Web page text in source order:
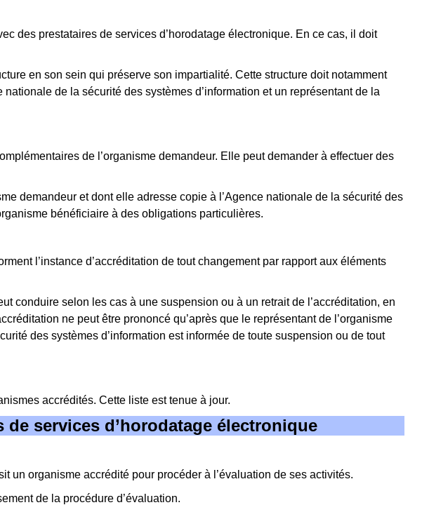
des prestataires de services d’horodatage électronique. En ce cas, il doit
en son sein qui préserve son impartialité. Cette structure doit notamment
de la sécurité des systèmes d’information et un représentant de la
de l’organisme demandeur. Elle peut demander à effectuer des
demandeur et dont elle adresse copie à l’Agence nationale de la sécurité des
bénéficiaire à des obligations particulières.
l’instance d’accréditation de tout changement par rapport aux éléments
conduire selon les cas à une suspension ou à un retrait de l’accréditation, en
ne peut être prononcé qu’après que le représentant de l’organisme
des systèmes d’information est informée de toute suspension ou de tout
accrédités. Cette liste est tenue à jour.
services d’horodatage électronique
un organisme accrédité pour procéder à l’évaluation de ses activités.
de la procédure d’évaluation.